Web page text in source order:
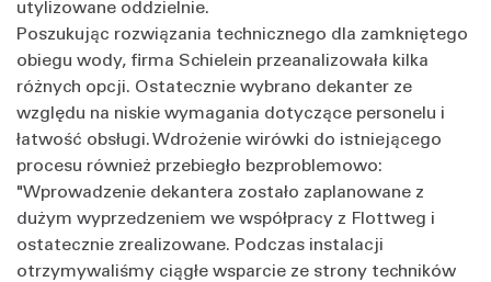
utylizowane oddzielnie.
Poszukując rozwiązania technicznego dla zamkniętego
obiegu wody, firma Schielein przeanalizowała kilka
różnych opcji. Ostatecznie wybrano dekanter ze
względu na niskie wymagania dotyczące personelu i
łatwość obsługi. Wdrożenie wirówki do istniejącego
procesu również przebiegło bezproblemowo:
"Wprowadzenie dekantera zostało zaplanowane z
dużym wyprzedzeniem we współpracy z Flottweg i
ostatecznie zrealizowane. Podczas instalacji
otrzymywaliśmy ciągłe wsparcie ze strony techników